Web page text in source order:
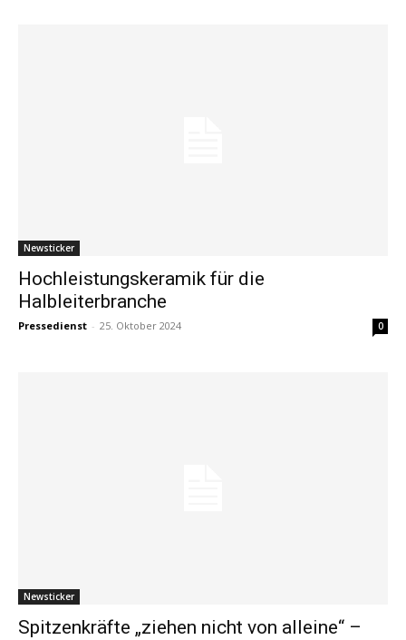
Newsticker
Hochleistungskeramik für die
Halbleiterbranche
Pressedienst - 25. Oktober 2024 0
Newsticker
Spitzenkräfte „ziehen nicht von alleine“ –